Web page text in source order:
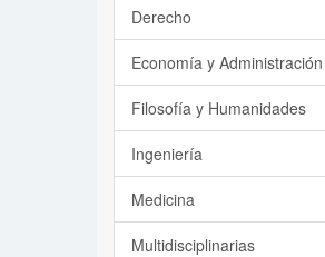
Derecho
Economía y Administración
Filosofía y Humanidades
Ingeniería
Medicina
Multidisciplinarias